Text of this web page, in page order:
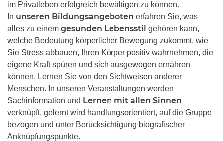
im Privatleben erfolgreich bewältigen zu können.
In unseren Bildungsangeboten erfahren Sie, was
alles zu einem gesunden Lebensstil gehören kann,
welche Bedeutung körperlicher Bewegung zukommt, wie
Sie Stress abbauen, Ihren Körper positiv wahrnehmen, die
eigene Kraft spüren und sich ausgewogen ernähren
können. Lernen Sie von den Sichtweisen anderer
Menschen. In unseren Veranstaltungen werden
Sachinformation und Lernen mit allen Sinnen
verknüpft, gelernt wird handlungsorientiert, auf die Gruppe
bezogen und unter Berücksichtigung biografischer
Anknüpfungspunkte.